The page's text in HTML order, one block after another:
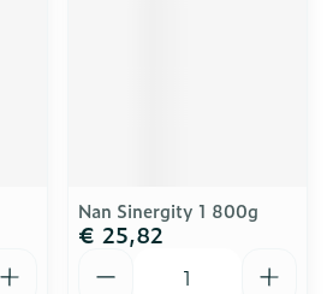
Nan Sinergity 1 800g
€ 25,82